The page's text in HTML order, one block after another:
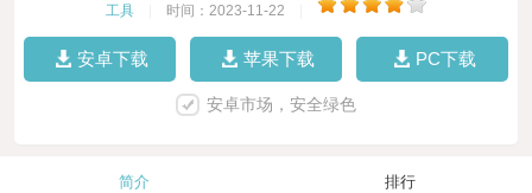
工具 时间：2023-11-22
安卓下载 苹果下载 PC下载
安卓市场，安全绿色
简介 排行